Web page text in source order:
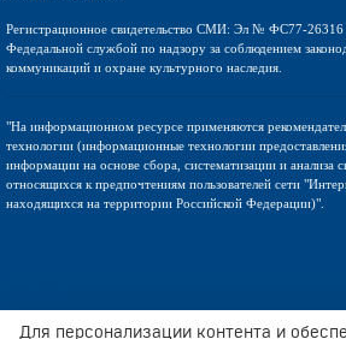
Регистрационное свидетельство СМИ: Эл № ФС77-26316
Федедальной службой по надзору за соблюдением
коммуникаций и охране культурного наследия.
"На информационном ресурсе применяются
технологии (информационные технологии
информации на основе сбора, систематизации и анализа
относящихся к предпочтениям пользователей сети
находящихся на территории Российской Федерации)".
Для персонализации контента и